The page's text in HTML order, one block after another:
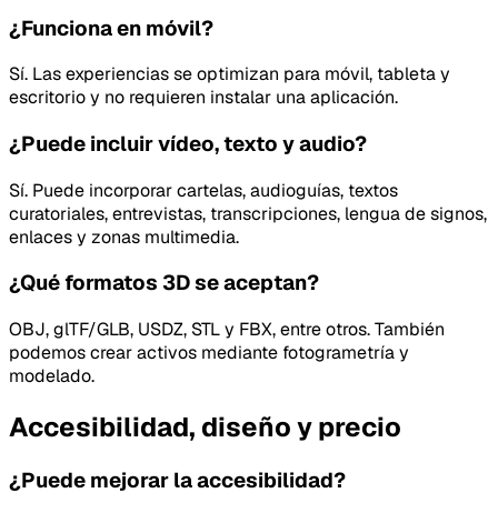
¿Funciona en móvil?
Sí. Las experiencias se optimizan para móvil, tableta y
escritorio y no requieren instalar una aplicación.
¿Puede incluir vídeo, texto y audio?
Sí. Puede incorporar cartelas, audioguías, textos
curatoriales, entrevistas, transcripciones, lengua de signos,
enlaces y zonas multimedia.
¿Qué formatos 3D se aceptan?
OBJ, glTF/GLB, USDZ, STL y FBX, entre otros. También
podemos crear activos mediante fotogrametría y
modelado.
Accesibilidad, diseño y precio
¿Puede mejorar la accesibilidad?